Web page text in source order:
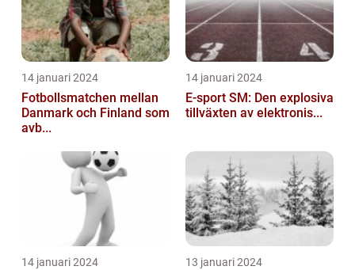
14 januari 2024
Fotbollsmatchen mellan
Danmark och Finland som
avb...
14 januari 2024
E-sport SM: Den explosiva
tillväxten av elektronis...
14 januari 2024 13 januari 2024